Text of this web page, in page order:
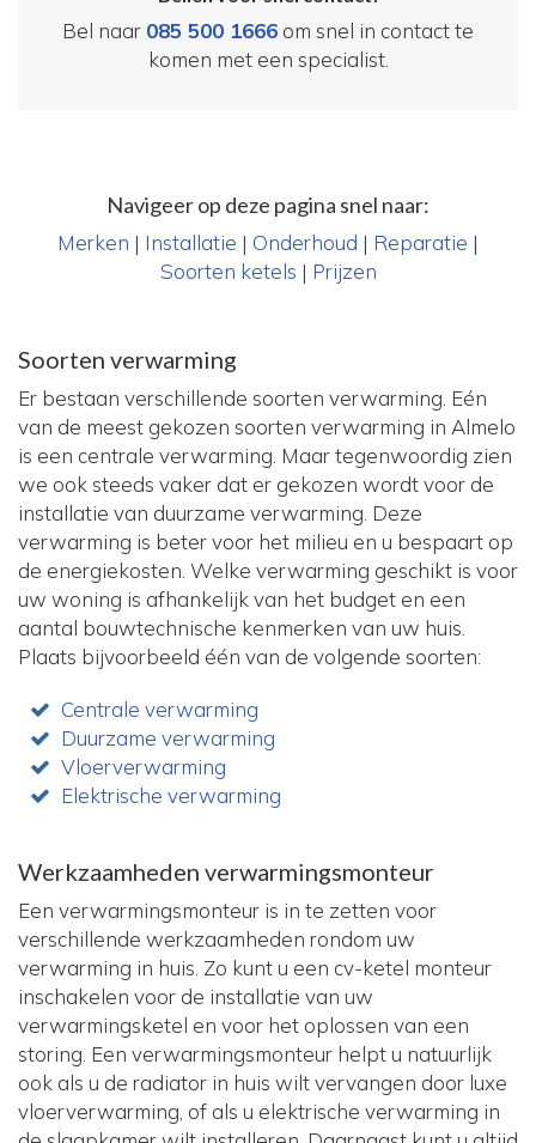
Bel naar 085 500 1666 om snel in contact te
komen met een specialist.
Navigeer op deze pagina snel naar:
Merken | Installatie | Onderhoud | Reparatie |
Soorten ketels | Prijzen
Soorten verwarming
Er bestaan verschillende soorten verwarming. Eén
van de meest gekozen soorten verwarming in Almelo
is een centrale verwarming. Maar tegenwoordig zien
we ook steeds vaker dat er gekozen wordt voor de
installatie van duurzame verwarming. Deze
verwarming is beter voor het milieu en u bespaart op
de energiekosten. Welke verwarming geschikt is voor
uw woning is afhankelijk van het budget en een
aantal bouwtechnische kenmerken van uw huis.
Plaats bijvoorbeeld één van de volgende soorten:
Centrale verwarming
Duurzame verwarming
Vloerverwarming
Elektrische verwarming
Werkzaamheden verwarmingsmonteur
Een verwarmingsmonteur is in te zetten voor
verschillende werkzaamheden rondom uw
verwarming in huis. Zo kunt u een cv-ketel monteur
inschakelen voor de installatie van uw
verwarmingsketel en voor het oplossen van een
storing. Een verwarmingsmonteur helpt u natuurlijk
ook als u de radiator in huis wilt vervangen door luxe
vloerverwarming, of als u elektrische verwarming in